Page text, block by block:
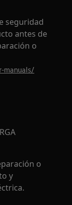
seguridad
antes de
o
manuals/
o
y